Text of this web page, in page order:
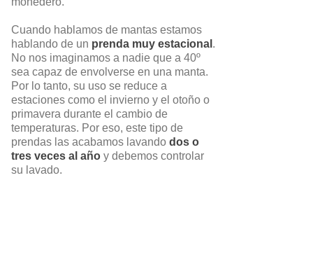
Cuando hablamos de mantas estamos
hablando de un prenda muy estacional .
No nos imaginamos a nadie que a 40º
sea capaz de envolverse en una manta.
Por lo tanto, su uso se reduce a
estaciones como el invierno y el otoño o
primavera durante el cambio de
temperaturas. Por eso, este tipo de
prendas las acabamos lavando dos o
tres veces al año y debemos controlar
su lavado.